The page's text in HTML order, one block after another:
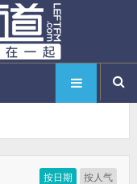
按日期 按人气